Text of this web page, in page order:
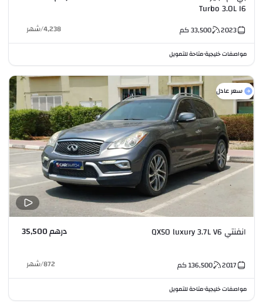
Turbo 3.0L I6
2023
33,500كم 4,238
/شهر
مواصفات خليجية•متاحة للتمويل
سعر عادل
انفنتي QX50 luxury 3.7L V6 درهم 35,500
2017
136,500كم 872
/شهر
مواصفات خليجية•متاحة للتمويل